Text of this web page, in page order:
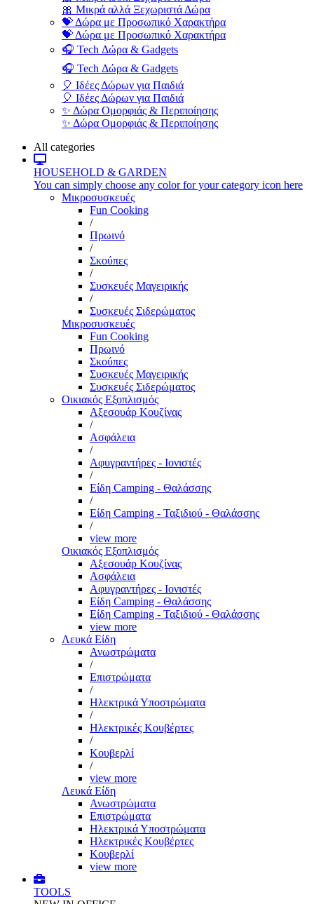
🎀 Μικρά αλλά Ξεχωριστά Δώρα
💝 Δώρα με Προσωπικό Χαρακτήρα
💝 Δώρα με Προσωπικό Χαρακτήρα
🎧 Tech Δώρα & Gadgets
🎧 Tech Δώρα & Gadgets
🎈 Ιδέες Δώρων για Παιδιά
🎈 Ιδέες Δώρων για Παιδιά
✨ Δώρα Ομορφιάς & Περιποίησης
✨ Δώρα Ομορφιάς & Περιποίησης
All categories
HOUSEHOLD & GARDEN
You can simply choose any color for your category icon here
Μικροσυσκευές
Fun Cooking
/
Πρωινό
/
Σκούπες
/
Συσκευές Μαγειρικής
/
Συσκευές Σιδερώματος
Μικροσυσκευές
Fun Cooking
Πρωινό
Σκούπες
Συσκευές Μαγειρικής
Συσκευές Σιδερώματος
Οικιακός Εξοπλισμός
Αξεσουάρ Κουζίνας
/
Ασφάλεια
/
Αφυγραντήρες - Ιονιστές
/
Είδη Camping - Θαλάσσης
/
Είδη Camping - Ταξιδιού - Θαλάσσης
/
view more
Οικιακός Εξοπλισμός
Αξεσουάρ Κουζίνας
Ασφάλεια
Αφυγραντήρες - Ιονιστές
Είδη Camping - Θαλάσσης
Είδη Camping - Ταξιδιού - Θαλάσσης
view more
Λευκά Είδη
Ανωστρώματα
/
Επιστρώματα
/
Ηλεκτρικά Υποστρώματα
/
Ηλεκτρικές Κουβέρτες
/
Κουβερλί
/
view more
Λευκά Είδη
Ανωστρώματα
Επιστρώματα
Ηλεκτρικά Υποστρώματα
Ηλεκτρικές Κουβέρτες
Κουβερλί
view more
TOOLS